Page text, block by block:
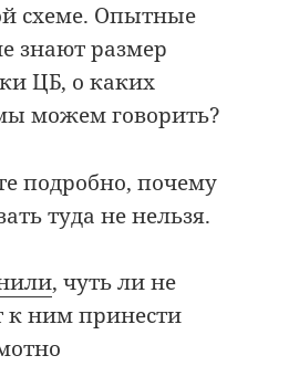
схеме. Опытные
знают размер
ЦБ, о каких
можем говорить?
подробно, почему
туда не нельзя.
, чуть ли не
к ним принести